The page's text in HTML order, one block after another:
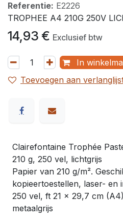
Referentie: E2226
TROPHEE A4 210G 250V
14,93 € Exclusief btw
In
Toevoegen aan
Clairefontaine Trophée
210 g, 250 vel, lichtgrijs
Papier van 210 g/m².
kopieertoestellen, laser- en
250 vel, ft 21 x 29,7 cm
metaalgrijs